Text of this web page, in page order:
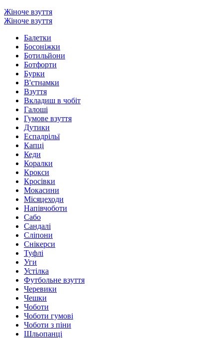
Жіноче взуття
Жіноче взуття
Балетки
Босоніжки
Ботильйони
Ботфорти
Бурки
В'єтнамки
Взуття
Вкладиш в чобіт
Галоші
Гумове взуття
Дутики
Еспадрільї
Капці
Кеди
Коралки
Крокси
Кросівки
Мокасини
Місяцеходи
Напівчоботи
Сабо
Сандалі
Сліпони
Снікерси
Туфлі
Уги
Устілка
Футбольне взуття
Черевики
Чешки
Чоботи
Чоботи гумові
Чоботи з піни
Шльопанці